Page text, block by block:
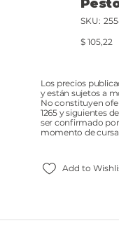
SKU: SKU
Precio
$ 105,22
Add to
Los precios
y están sujetos a
No constituyen
1265 y siguientes
ser confirmado
momento de